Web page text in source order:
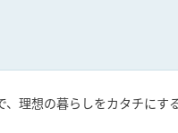
理想の暮らしをカタチにす